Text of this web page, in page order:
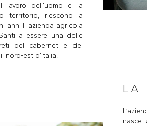
lavoro dell’uomo e la
territorio, riescono a
anni l’ azienda agricola
a essere una delle
del cabernet e del
nord-est d’Italia.
LA
nasce